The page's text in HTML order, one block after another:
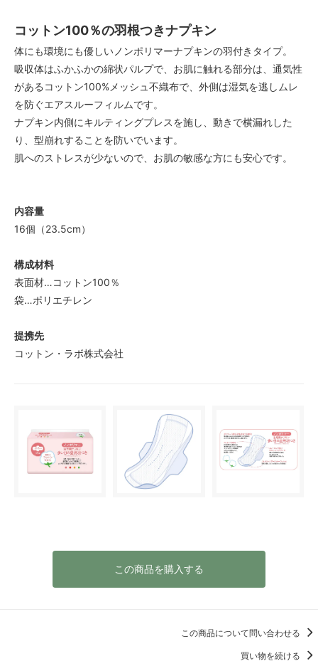
コットン100％の羽根つきナプキン
体にも環境にも優しいノンポリマーナプキンの羽付きタイプ。
吸収体はふかふかの綿状パルプで、お肌に触れる部分は、通気性
があるコットン100%メッシュ不織布で、外側は湿気を逃しムレ
を防ぐエアスルーフィルムです。
ナプキン内側にキルティングプレスを施し、動きで横漏れした
り、型崩れすることを防いでいます。
肌へのストレスが少ないので、お肌の敏感な方にも安心です。
内容量
16個（23.5cm）
構成材料
表面材…コットン100％
袋…ポリエチレン
提携先
コットン・ラボ株式会社
この商品を購入する
この商品について問い合わせる
買い物を続ける